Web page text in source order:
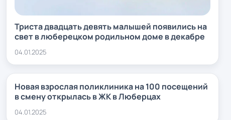
Триста двадцать девять малышей появились на
свет в люберецком родильном доме в декабре
04.01.2025
Новая взрослая поликлиника на 100 посещений
в смену открылась в ЖК в Люберцах
04.01.2025